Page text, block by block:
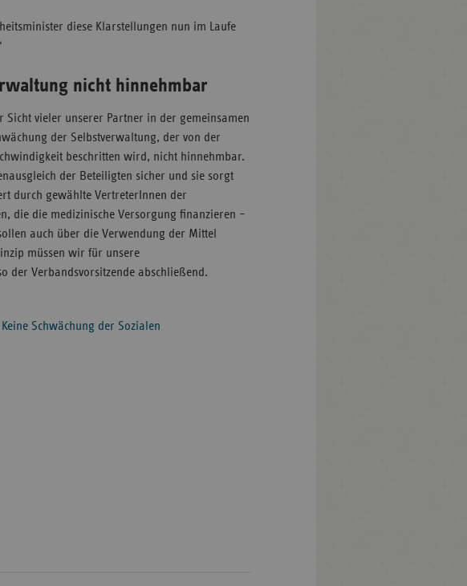
diese Klarstellungen nun im Laufe
nicht hinnehmbar
Sicht vieler unserer Partner in der gemeinsamen
der Selbstverwaltung, der von der
beschritten wird, nicht hinnehmbar.
der Beteiligten sicher und sie sorgt
durch gewählte VertreterInnen der
die die medizinische Versorgung finanzieren –
auch über die Verwendung der Mittel
müssen wir für unsere
der Verbandsvorsitzende abschließend.
Schwächung der Sozialen